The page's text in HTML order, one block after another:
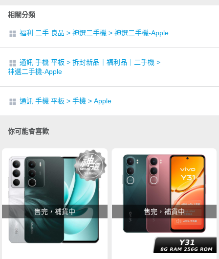
相關分類
福利 二手 良品 > 神選二手機 > 神選二手機-Apple
通訊 手機 平板 > 拆封新品｜福利品｜二手機 >
神選二手機-Apple
通訊 手機 平板 > 手機 > Apple
你可能會喜歡
售完，補貨中 售完，補貨中